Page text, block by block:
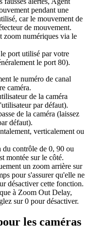
pendant une
car le mouvement de
de mouvement.
zoom numériques via le
port utilisé par votre
le port 80).
le numéro de canal
caméra.
de la caméra
par défaut).
de la caméra (laissez
défaut).
verticalement ou
contrôle de 0, 90 ou
montée sur le côté.
un zoom arrière sur
pour s'assurer qu'elle ne
désactiver cette fonction.
à Zoom Out Delay,
sur 0 pour désactiver.
les caméras